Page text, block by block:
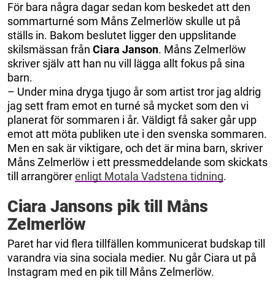
För bara några dagar sedan kom beskedet att den
sommarturné som Måns Zelmerlöw skulle ut på
ställs in. Bakom beslutet ligger den uppslitande
skilsmässan från Ciara Janson. Måns Zelmerlöw
skriver själv att han nu vill lägga allt fokus på sina
barn.
– Under mina dryga tjugo år som artist tror jag aldrig
jag sett fram emot en turné så mycket som den vi
planerat för sommaren i år. Väldigt få saker går upp
emot att möta publiken ute i den svenska sommaren.
Men en sak är viktigare, och det är mina barn, skriver
Måns Zelmerlöw i ett pressmeddelande som skickats
till arrangörerenligt Motala Vadstena tidning.
Ciara Jansons pik till Måns
Zelmerlöw
Paret har vid flera tillfällen kommunicerat budskap till
varandra via sina sociala medier. Nu går Ciara ut på
Instagram med en pik till Måns Zelmerlöw.